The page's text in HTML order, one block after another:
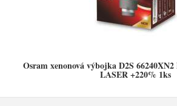
Osram xenonová výbojka D2S
LASER +220% 1ks